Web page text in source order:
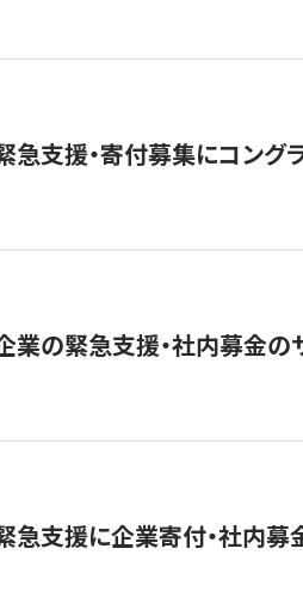
支援・寄付募集にコング
業の緊急支援・社内募金の
支援に企業寄付・社内募